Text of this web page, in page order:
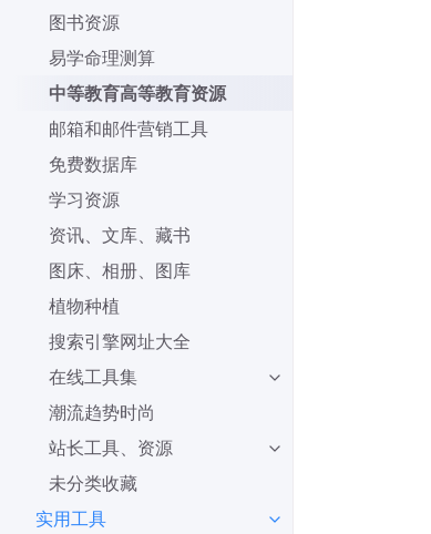
图书资源
易学命理测算
中等教育高等教育资源
邮箱和邮件营销工具
免费数据库
学习资源
资讯、文库、藏书
图床、相册、图库
植物种植
搜索引擎网址大全
在线工具集
潮流趋势时尚
站长工具、资源
未分类收藏
实用工具